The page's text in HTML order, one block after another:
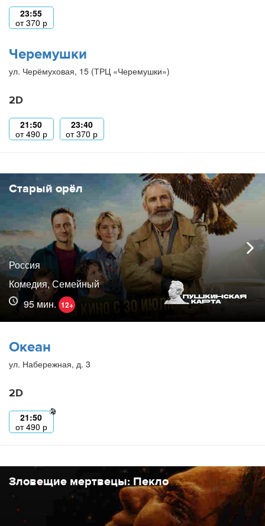
23:55
от370 р
Черемушки
ул. Черёмуховая, 15 (ТРЦ «Черемушки»)
2D
21:50
от490 р
23:40
от370 р
Старый орёл
Россия
Комедия, Семейный
95 мин. 12+
Океан
ул. Набережная, д. 3
2D
21:50
от490 р
Зловещие мертвецы: Пекло